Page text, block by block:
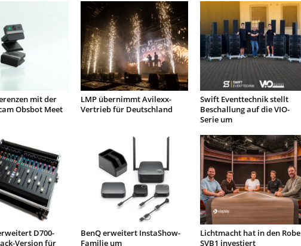
mit der
Obsbot Meet
LMP übernimmt Avilexx-
Vertrieb für Deutschland
Swift Eventtechnik stellt
Beschallung auf die VIO-
Serie um
D700-
Version für
BenQ erweitert InstaShow-
Familie um
Lichtmacht hat in den Robe
SVB1 investiert